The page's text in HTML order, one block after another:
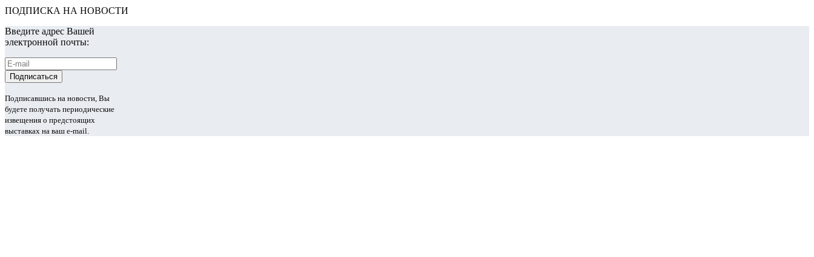
ПОДПИСКА НА НОВОСТИ
Введите адрес Вашей
электронной почты:
Подписавшись на новости, Вы
будете получать периодические
извещения о предстоящих
выставках на ваш e-mail.